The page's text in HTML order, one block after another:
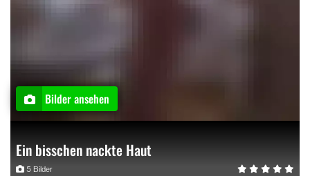
Bilder ansehen
Ein bisschen nackte Haut
5 Bilder